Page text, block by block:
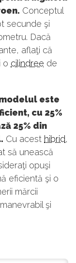
Conceptul
secunde şi
Dacă
aflaţi că
o cilindree de
este
cu 25%
25% din
Cu acest hibrid,
să unească
opuşi
eficientă şi o
mărcii
şi